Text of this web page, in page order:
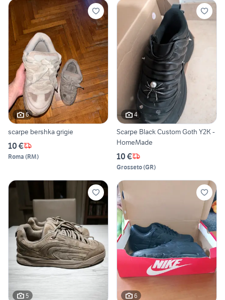
6
scarpe bershka grigie
10 €
Roma (RM)
4
Scarpe Black Custom Goth Y2K -
HomeMade
10 €
Grosseto(GR)
5 6